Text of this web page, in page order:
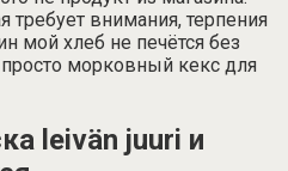
требует внимания, терпения
мой хлеб не печётся без
морковный кекс для
leivän juuri и